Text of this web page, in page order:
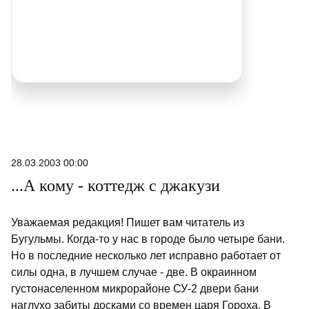
28.03.2003 00:00
...А кому - коттедж с джакузи
Уважаемая редакция! Пишет вам читатель из
Бугульмы. Когда-то у нас в городе было четыре бани.
Но в последние несколько лет исправно работает от
силы одна, в лучшем случае - две. В окраинном
густонаселенном микрорайоне СУ-2 двери бани
наглухо забиты досками со времен царя Гороха. В